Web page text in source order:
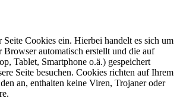
Seite Cookies ein. Hierbei handelt es sich um
automatisch erstellt und die auf
Tablet, Smartphone o.ä.) gespeichert
Seite besuchen. Cookies richten auf Ihrem
an, enthalten keine Viren, Trojaner oder